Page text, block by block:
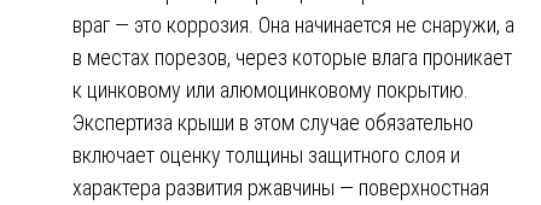
враг — это коррозия. Она начинается не снаружи, а
в местах порезов, через которые влага проникает
к цинковому или алюмоцинковому покрытию.
Экспертиза крыши в этом случае обязательно
включает оценку толщины защитного слоя и
характера развития ржавчины — поверхностная